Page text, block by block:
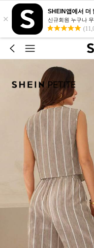
× 신규회원 누구나